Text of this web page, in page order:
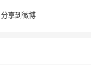
分享到微博